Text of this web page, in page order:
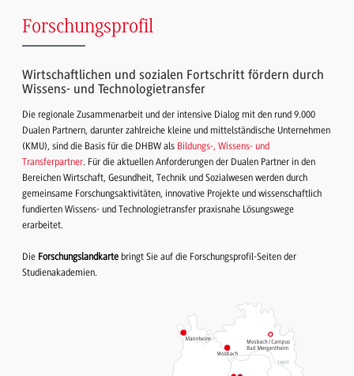
Forschungsprofil
Wirtschaftlichen und sozialen Fortschritt fördern durch
Wissens- und Technologietransfer
Die regionale Zusammenarbeit und der intensive Dialog mit den rund 9.000
Dualen Partnern, darunter zahlreiche kleine und mittelständische Unternehmen
(KMU), sind die Basis für die DHBW als Bildungs-, Wissens- und
Transferpartner. Für die aktuellen Anforderungen der Dualen Partner in den
Bereichen Wirtschaft, Gesundheit, Technik und Sozialwesen werden durch
gemeinsame Forschungsaktivitäten, innovative Projekte und wissenschaftlich
fundierten Wissens- und Technologietransfer praxisnahe Lösungswege
erarbeitet.
Die Forschungslandkarte bringt Sie auf die Forschungsprofil-Seiten der
Studienakademien.